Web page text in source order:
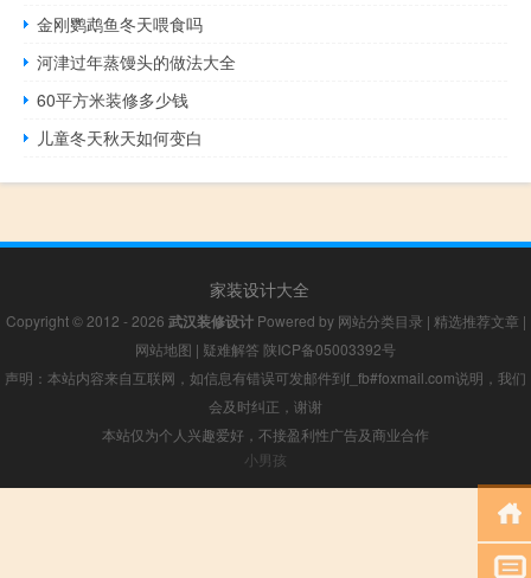
金刚鹦鹉鱼冬天喂食吗
河津过年蒸馒头的做法大全
60平方米装修多少钱
儿童冬天秋天如何变白
家装设计大全
Copyright © 2012 - 2026 武汉装修设计Powered by 网站分类目录 | 精选推荐文章 |
网站地图 | 疑难解答 陕ICP备05003392号
声明：本站内容来自互联网，如信息有错误可发邮件到f_fb#foxmail.com说明，我们
会及时纠正，谢谢
本站仅为个人兴趣爱好，不接盈利性广告及商业合作
小男孩